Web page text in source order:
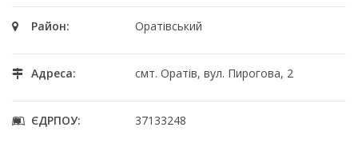
Район: Оратівський
Адреса: смт. Оратів, вул. Пирогова, 2
ЄДРПОУ: 37133248